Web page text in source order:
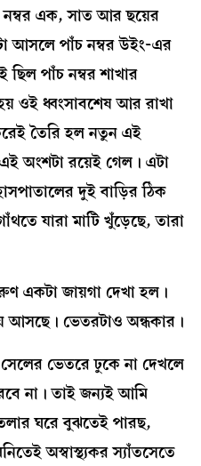
নম্বর এক, সাত আর ছয়ের
আসলে পাঁচ নম্বর উইং-এর
পাঁচ নম্বর শাখার
ওই ধ্বংসাবশেষ আর রাখা
তৈরি হল নতুন এই
অংশটা রয়েই গেল। এটা
দুই বাড়ির ঠিক
যারা মাটি খুঁড়েছে, তারা
একটা জায়গা দেখা হল।
আসছে। ভেতরটাও অন্ধকার।
ভেতরে ঢুকে না দেখলে
না। তাই জন্যই আমি
ঘরে বুঝতেই পারছ,
অস্বাস্থ্যকর স্যাঁতসেতে